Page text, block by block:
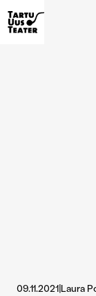
09.11.2021|Laura